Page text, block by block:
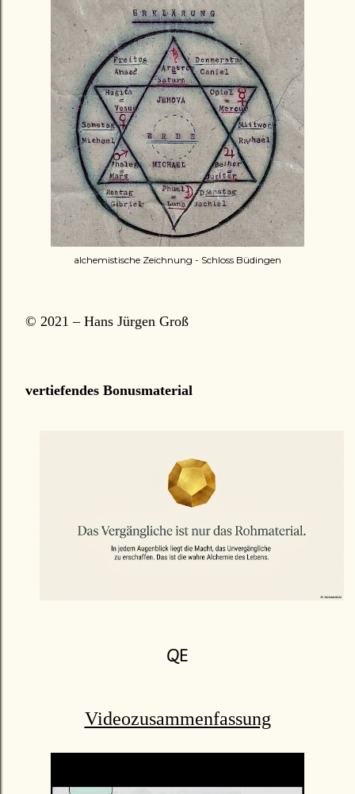
alchemistische Zeichnung - Schloss Büdingen
© 2021 – Hans Jürgen Groß
vertiefendes Bonusmaterial
🜀
Videozusammenfassung